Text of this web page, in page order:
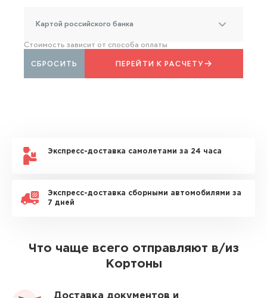
Картой российского банка
Стоимость зависит от способа оплаты
ПЕРЕЙТИ К РАСЧЕТУ
СБРОСИТЬ
Экспресс-доставка самолетами за 24 часа
Экспресс-доставка сборными автомобилями за
7 дней
Что чаще всего отправляют в/из
Кортоны
Доставка документов и